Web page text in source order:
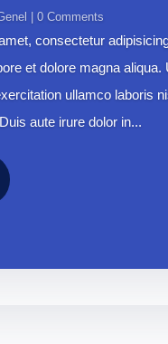
| 0 Comments
consectetur
et dolore magna aliqua.
ullamco laboris
aute irure dolor in...